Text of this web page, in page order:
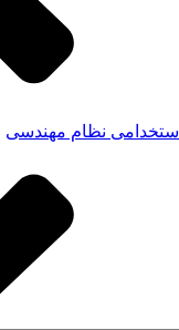
نظام مهندسی